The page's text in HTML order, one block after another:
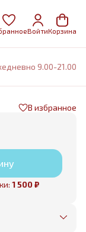
ВойтиКорзина
9.00-21.00
В избранное
1 500 ₽